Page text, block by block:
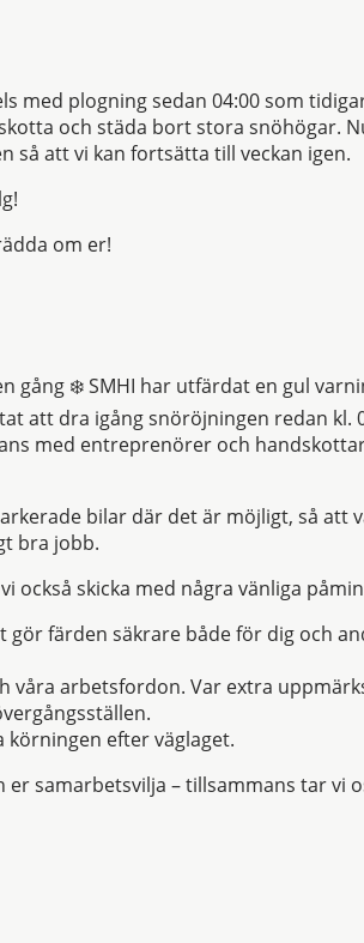
med plogning sedan 04:00 som
och städa bort stora snöhögar.
så att vi kan fortsätta till veckan igen.
om er!
gång ❄️ SMHI har utfärdat en gul
att dra igång snöröjningen redan kl.
med entreprenörer och
bilar där det är möjligt, så att
bra jobb.
också skicka med några vänliga
gör färden säkrare både för dig och
våra arbetsfordon. Var extra
körningen efter väglaget.
samarbetsvilja – tillsammans tar vi